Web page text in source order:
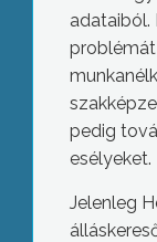
adataiból.
pedig
esélyeket.
Jelenleg